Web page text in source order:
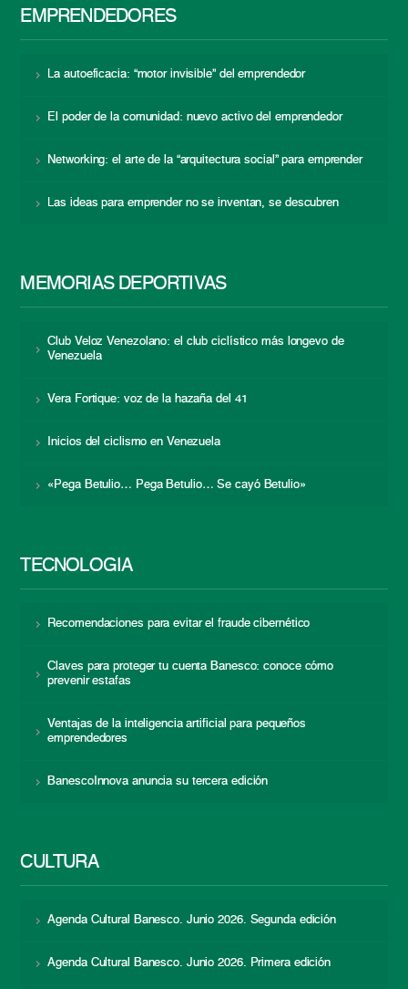
EMPRENDEDORES
La autoeficacia: “motor invisible” del emprendedor
El poder de la comunidad: nuevo activo del emprendedor
Networking: el arte de la “arquitectura social” para emprender
Las ideas para emprender no se inventan, se descubren
MEMORIAS DEPORTIVAS
Club Veloz Venezolano: el club ciclístico más longevo de
Venezuela
Vera Fortique: voz de la hazaña del 41
Inicios del ciclismo en Venezuela
«Pega Betulio… Pega Betulio… Se cayó Betulio»
TECNOLOGÍA
Recomendaciones para evitar el fraude cibernético
Claves para proteger tu cuenta Banesco: conoce cómo
prevenir estafas
Ventajas de la inteligencia artificial para pequeños
emprendedores
BanescoInnova anuncia su tercera edición
CULTURA
Agenda Cultural Banesco. Junio 2026. Segunda edición
Agenda Cultural Banesco. Junio 2026. Primera edición